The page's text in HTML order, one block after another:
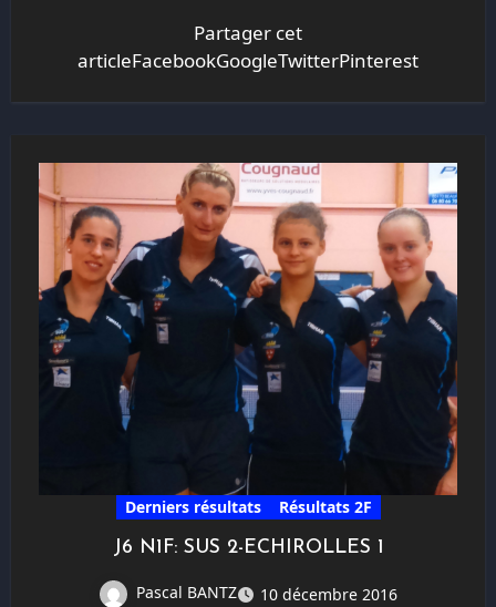
Partager cet
articleFacebookGoogleTwitterPinterest
Derniers résultats Résultats 2F
J6 N1F: SUS 2-ECHIROLLES 1
Pascal BANTZ
10 décembre 2016